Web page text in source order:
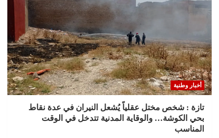
أخبار وطنية
تازة : شخص مختل عقلياً يُشعل النيران في عدة نقاط
بحي الكوشة… والوقاية المدنية تتدخل في الوقت
المناسب